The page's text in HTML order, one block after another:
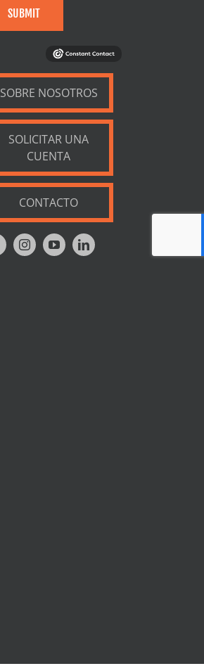
SUBMIT
SOBRE NOSOTROS
SOLICITAR UNA
CUENTA
CONTACTO